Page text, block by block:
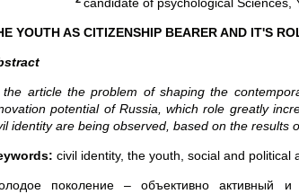
YOUTH AS CITIZENSHIP BEARER AND IT'S
the article the problem of shaping the
potential of Russia, which role greatly
identity are being observed, based on the results
civil identity, the youth, social and political
поколение – объективно активный и